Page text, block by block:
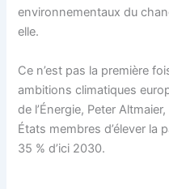
environnementaux du
elle.
Ce n’est pas la première
ambitions climatiques
de l’Énergie, Peter
États membres d’élever la
35 % d’ici 2030.